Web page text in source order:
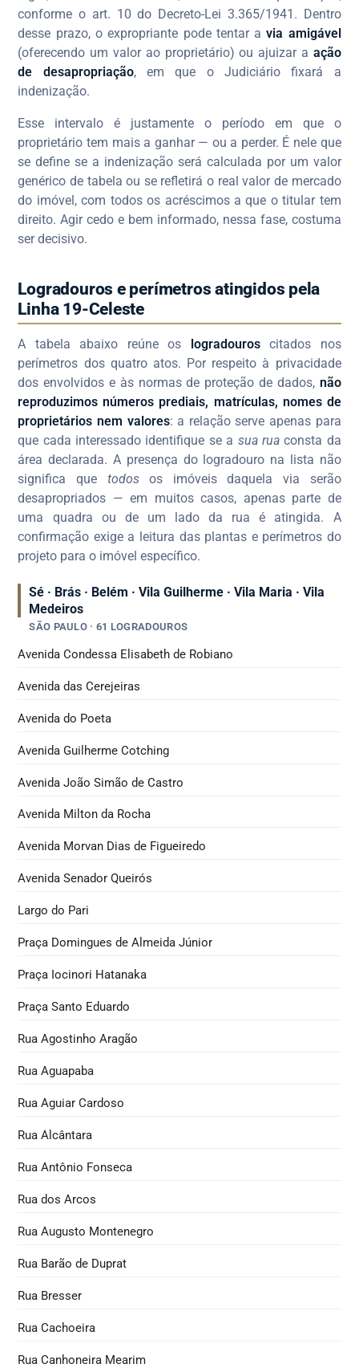
conforme o art. 10 do Decreto-Lei 3.365/1941. Dentro
desse prazo, o expropriante pode tentar avia amigável
(oferecendo um valor ao proprietário) ou ajuizar a ação
de desapropriação, em que o Judiciário fixará a
indenização.
Esse intervalo é justamente o período em que o
proprietário tem mais a ganhar — ou a perder. É nele que
se define se a indenização será calculada por um valor
genérico de tabela ou se refletirá o real valor de mercado
do imóvel, com todos os acréscimos a que o titular tem
direito. Agir cedo e bem informado, nessa fase, costuma
ser decisivo.
Logradouros e perímetros atingidos pela
Linha 19-Celeste
A tabela abaixo reúne os logradouroscitados nos
perímetros dos quatro atos. Por respeito à privacidade
dos envolvidos e às normas de proteção de dados, não
reproduzimos números prediais, matrículas, nomes de
proprietários nem valores: a relação serve apenas para
que cada interessado identifique se a sua ruaconsta da
área declarada. A presença do logradouro na lista não
significa que todosos imóveis daquela via serão
desapropriados — em muitos casos, apenas parte de
uma quadra ou de um lado da rua é atingida. A
confirmação exige a leitura das plantas e perímetros do
projeto para o imóvel específico.
Sé · Brás · Belém · Vila Guilherme · Vila Maria · Vila
Medeiros
SÃO PAULO · 61 LOGRADOUROS
Avenida Condessa Elisabeth de Robiano
Avenida das Cerejeiras
Avenida do Poeta
Avenida Guilherme Cotching
Avenida João Simão de Castro
Avenida Milton da Rocha
Avenida Morvan Dias de Figueiredo
Avenida Senador Queirós
Largo do Pari
Praça Domingues de Almeida Júnior
Praça Iocinori Hatanaka
Praça Santo Eduardo
Rua Agostinho Aragão
Rua Aguapaba
Rua Aguiar Cardoso
Rua Alcântara
Rua Antônio Fonseca
Rua dos Arcos
Rua Augusto Montenegro
Rua Barão de Duprat
Rua Bresser
Rua Cachoeira
Rua Canhoneira Mearim